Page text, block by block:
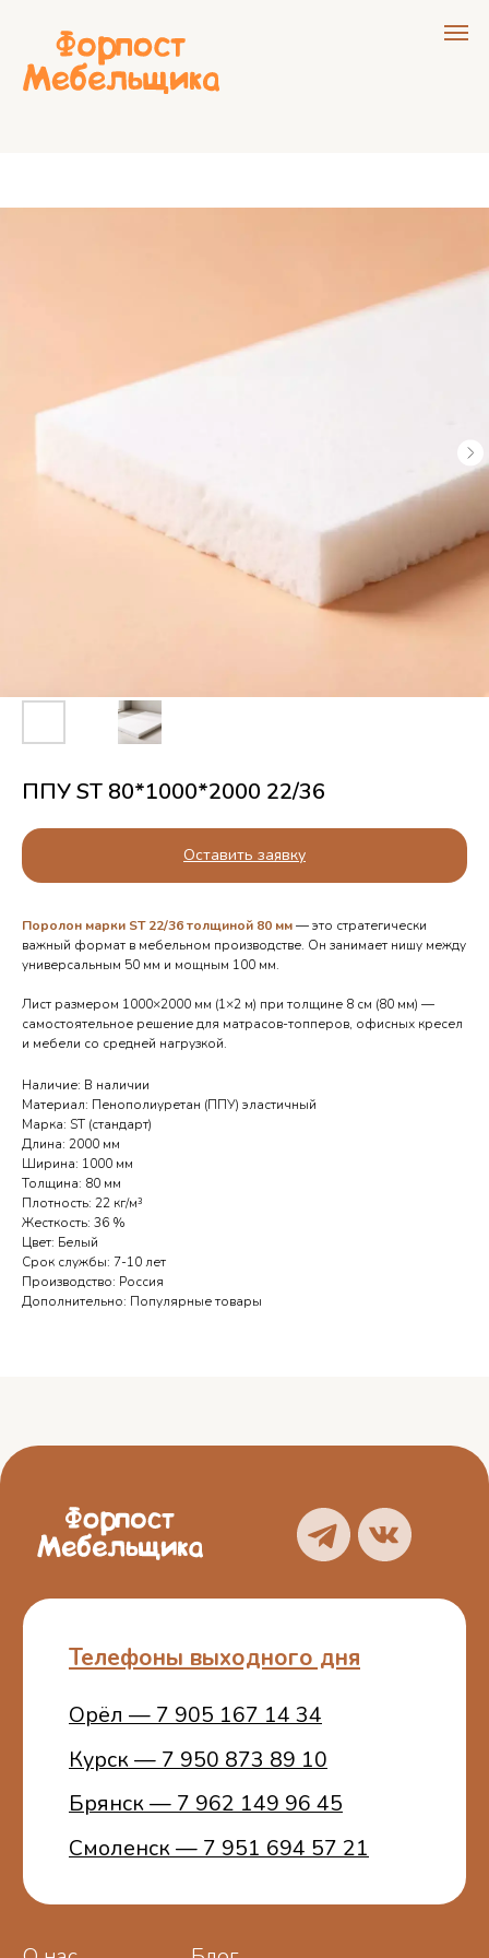
ППУ ST 80*1000*2000 22/36
Оставить заявку
Поролон марки ST 22/36 толщиной 80 мм— это стратегически
важный формат в мебельном производстве. Он занимает нишу между
универсальным 50 мм и мощным 100 мм.
Лист размером 1000×2000 мм (1×2 м) при толщине 8 см (80 мм) —
самостоятельное решение для матрасов-топперов, офисных кресел
и мебели со средней нагрузкой.
Наличие: В наличии
Материал: Пенополиуретан (ППУ) эластичный
Марка: ST (стандарт)
Длина: 2000 мм
Ширина: 1000 мм
Толщина: 80 мм
Плотность: 22 кг/м³
Жесткость: 36 %
Цвет: Белый
Срок службы: 7-10 лет
Производство: Россия
Дополнительно: Популярные товары
Пользовательское
конфиденциальности
ОГРНИП 314774603100772
ИП Белошицкий С. А.
Брянск — 7 962 149 96 45
Орёл — 7 905 167 14 34
Курск — 7 950 873 89 10
Телефоны выходного дня